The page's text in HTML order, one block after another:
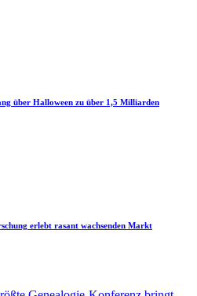
über Halloween zu über 1,5 Milliarden
erlebt rasant wachsenden Markt